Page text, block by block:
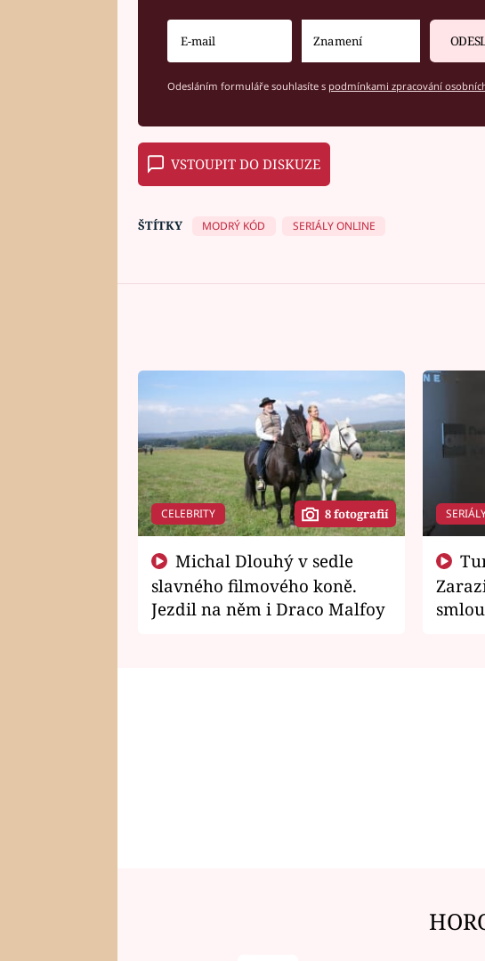
Odesláním formuláře souhlasíte s podmínkami zpracování
VSTOUPIT DO DISKUZE
ŠTÍTKY MODRÝ KÓD SERIÁLY ONLINE
CELEBRITY 8 fotografií
slavného filmového koně.
Jezdil na něm i Draco Malfoy